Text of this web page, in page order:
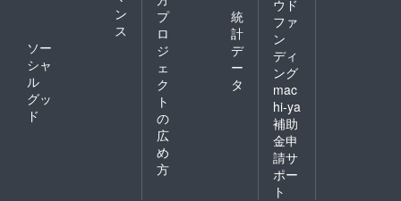
ン
ス
ソー
シャ
ル
グッ
ド
プ
ロ
ジ
ェ
ク
ト
の
広
め
方
統
計
デ
ー
タ
ウド
ファ
ン
ディ
ング
mac
hi-ya
補助
金申
請サ
ポー
ト